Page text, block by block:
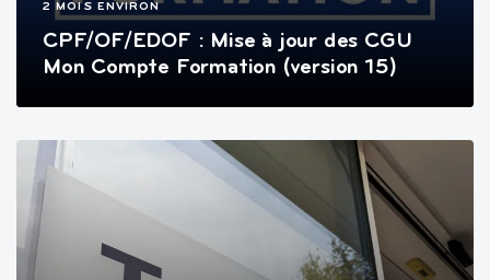
2 MOIS ENVIRON
CPF/OF/EDOF : Mise à jour des CGU
Mon Compte Formation (version 15)